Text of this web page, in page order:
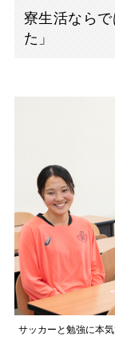
寮生活なら
た」
サッカーと勉強に本